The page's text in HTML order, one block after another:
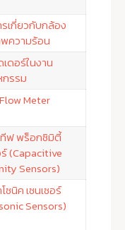
เกี่ยวกับกล้อง
ความร้อน
เดอร์ในงาน
รรม
Meter
ฟ พร็อกซิมิตี้
ร์ (Capacitive
Sensors)
ซนิค เซนเซอร์
Sensors)